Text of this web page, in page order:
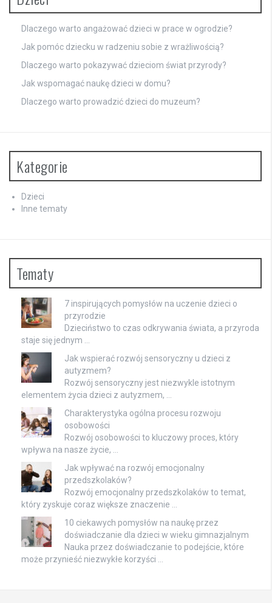
Dlaczego warto angażować dzieci w prace w ogrodzie?
Jak pomóc dziecku w radzeniu sobie z wrażliwością?
Dlaczego warto pokazywać dzieciom świat przyrody?
Jak wspomagać naukę dzieci w domu?
Dlaczego warto prowadzić dzieci do muzeum?
Kategorie
Dzieci
Inne tematy
Tematy
7 inspirujących pomysłów na uczenie dzieci o
przyrodzie
Dzieciństwo to czas odkrywania świata, a przyroda
staje się jednym …
Jak wspierać rozwój sensoryczny u dzieci z
autyzmem?
Rozwój sensoryczny jest niezwykle istotnym
elementem życia dzieci z autyzmem, …
Charakterystyka ogólna procesu rozwoju
osobowości
Rozwój osobowości to kluczowy proces, który
wpływa na nasze życie, …
Jak wpływać na rozwój emocjonalny
przedszkolaków?
Rozwój emocjonalny przedszkolaków to temat,
który zyskuje coraz większe znaczenie …
10 ciekawych pomysłów na naukę przez
doświadczanie dla dzieci w wieku gimnazjalnym
Nauka przez doświadczanie to podejście, które
może przynieść niezwykłe korzyści …